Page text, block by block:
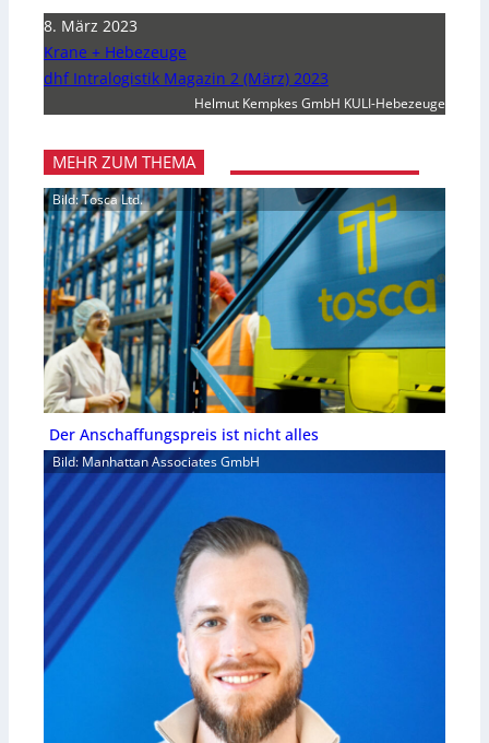
8. März 2023
Krane + Hebezeuge
dhf Intralogistik Magazin 2 (März) 2023
Helmut Kempkes GmbH KULI-Hebezeuge
MEHR ZUM THEMA
Bild: Tosca Ltd.
Der Anschaffungspreis ist nicht alles
Bild: Manhattan Associates GmbH